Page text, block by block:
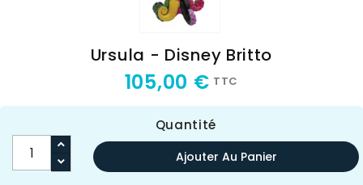
Ursula - Disney Britto
105,00 € TTC
Quantité
Ajouter Au Panier